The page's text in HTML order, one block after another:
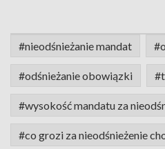
#nieodśnieżanie mandat
#odśnieżanie obowiązki
#wysokość mandatu za
#co grozi za nieodśnieżenie